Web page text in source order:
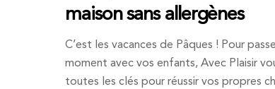
maison sans allergènes
C’est les vacances de Pâques ! Pour
moment avec vos enfants, Avec Plaisir
toutes les clés pour réussir vos propres